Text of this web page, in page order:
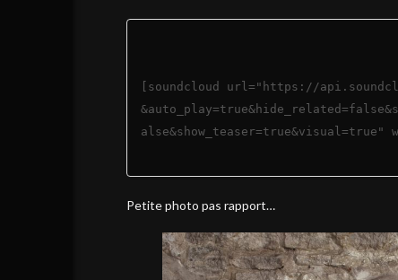
[soundcloud url="https://
Petite photo pas rapport…